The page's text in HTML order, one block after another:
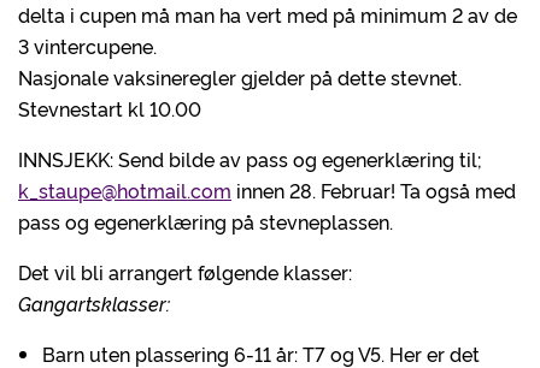
delta i cupen må man ha vert med på minimum 2 av de
3 vintercupene.
Nasjonale vaksineregler gjelder på dette stevnet.
Stevnestart kl 10.00
INNSJEKK: Send bilde av pass og egenerklæring til;
k_staupe@hotmail.com innen 28. Februar! Ta også med
pass og egenerklæring på stevneplassen.
Det vil bli arrangert følgende klasser:
Gangartsklasser:
Barn uten plassering 6-11 år: T7 og V5. Her er det